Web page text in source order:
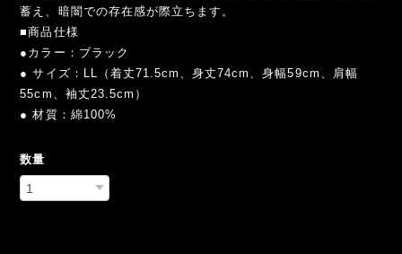
蓄え、暗闇での存在感が際立ちます。
■商品仕様
●カラー：ブラック
● サイズ：LL（着丈71.5cm、身丈74cm、身幅59cm、肩幅
55cm、袖丈23.5cm）
● 材質：綿100%
数量